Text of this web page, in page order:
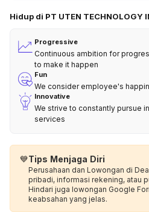
Hidup di PT UTEN TECHNOLOGY
Progressive
Continuous ambition for
to make it happen
Fun
We consider employee's
Innovative
We strive to constantly pursue
services
💙Tips Menjaga Diri
Perusahaan dan Lowongan di
pribadi, informasi rekening, atau
Hindari juga lowongan Google
keabsahan yang jelas.